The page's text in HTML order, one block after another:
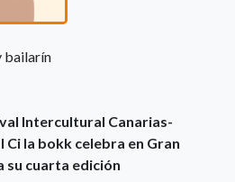
bailarín
Intercultural Canarias-
Ci la bokk celebra en Gran
su cuarta edición